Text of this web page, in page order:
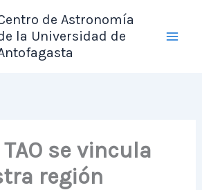
de Astronomía
la Universidad de
se vincula
región